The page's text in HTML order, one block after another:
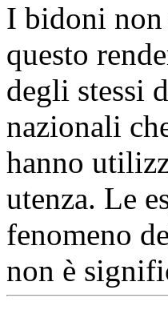
I bidoni non
questo
degli stessi
nazionali
hanno
utenza. Le
fenomeno
non è